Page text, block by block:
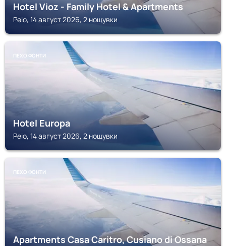
Hotel Vioz - Family Hotel & Apartments
Peio, 14 август 2026, 2 нощувки
ПЕХО ФОНТИ
Hotel Europa
Peio, 14 август 2026, 2 нощувки
ПЕХО ФОНТИ
Apartments Casa Caritro, Cusiano di Ossana